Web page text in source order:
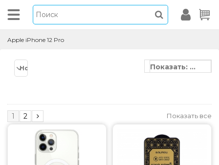
Apple iPhone 12 Pro
Новинки Показать: 30
Показать все
1 2